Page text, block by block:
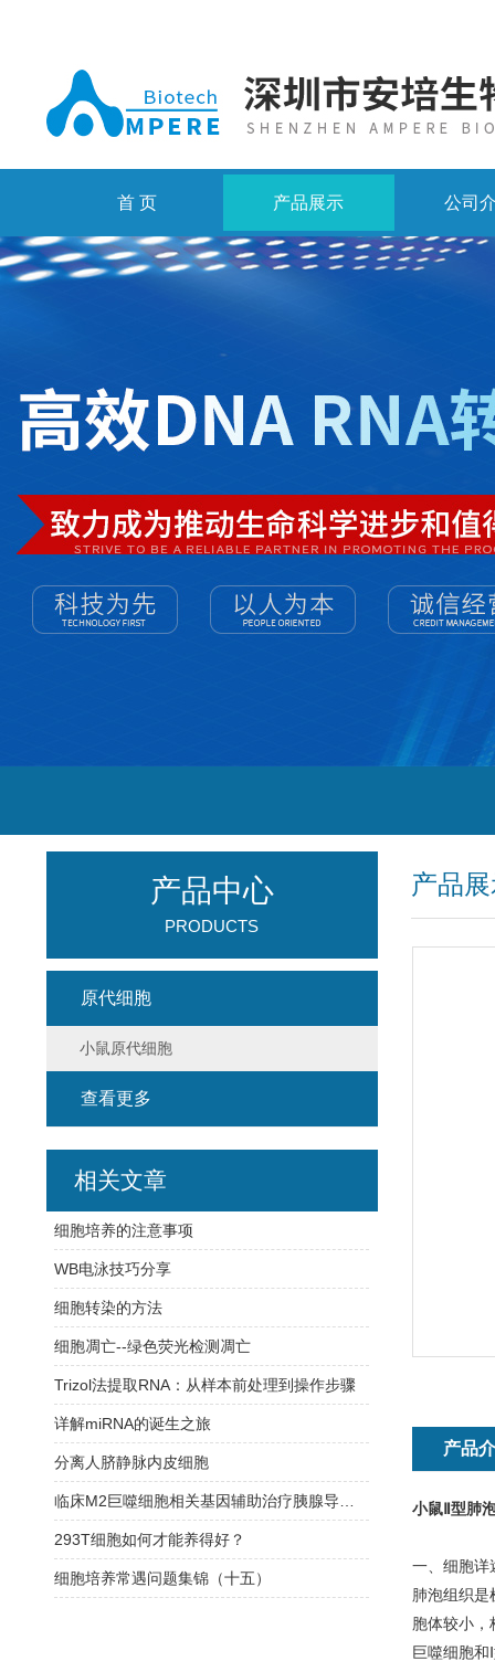
首 页 产品展示 公司
产品
产品
小鼠Ⅱ型肺
一、细胞详
肺泡组织是
胞体较小
巨噬细胞和
产品中心
PRODUCTS
原代细胞
小鼠原代细胞
查看更多
相关文章
细胞培养的注意事项
WB电泳技巧分享
细胞转染的方法
细胞凋亡--绿色荧光检测凋亡
Trizol法提取RNA：从样本前处理到操作步骤
详解miRNA的诞生之旅
分离人脐静脉内皮细胞
293T细胞如何才能养得好？
细胞培养常遇问题集锦（十五）